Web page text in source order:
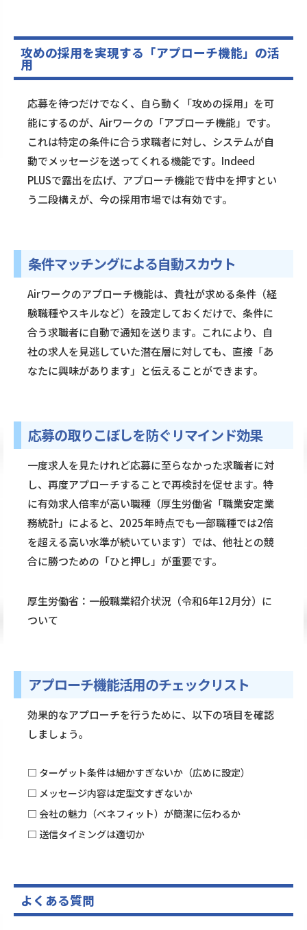
攻めの採用を実現する「アプローチ機能」の活
用
応募を待つだけでなく、自ら動く「攻めの採用」を可
能にするのが、Airワークの「アプローチ機能」です。
これは特定の条件に合う求職者に対し、システムが自
動でメッセージを送ってくれる機能です。Indeed
PLUSで露出を広げ、アプローチ機能で背中を押すとい
う二段構えが、今の採用市場では有効です。
条件マッチングによる自動スカウト
Airワークのアプローチ機能は、貴社が求める条件（経
験職種やスキルなど）を設定しておくだけで、条件に
合う求職者に自動で通知を送ります。これにより、自
社の求人を見逃していた潜在層に対しても、直接「あ
なたに興味があります」と伝えることができます。
応募の取りこぼしを防ぐリマインド効果
一度求人を見たけれど応募に至らなかった求職者に対
し、再度アプローチすることで再検討を促せます。特
に有効求人倍率が高い職種（厚生労働省「職業安定業
務統計」によると、2025年時点でも一部職種では2倍
を超える高い水準が続いています）では、他社との競
合に勝つための「ひと押し」が重要です。
厚生労働省：一般職業紹介状況（令和6年12月分）に
ついて
アプローチ機能活用のチェックリスト
効果的なアプローチを行うために、以下の項目を確認
しましょう。
□ ターゲット条件は細かすぎないか（広めに設定）
□ メッセージ内容は定型文すぎないか
□ 会社の魅力（ベネフィット）が簡潔に伝わるか
□ 送信タイミングは適切か
よくある質問